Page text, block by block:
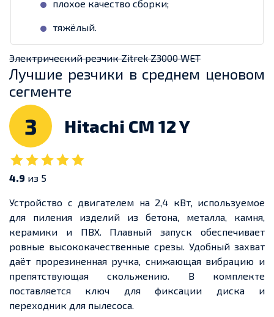
плохое качество сборки;
тяжёлый.
Электрический резчик Zitrek Z3000 WET
Лучшие резчики в среднем ценовом
сегменте
3 Hitachi CM 12 Y
4.9 из 5
Устройство с двигателем на 2,4 кВт, используемое
для пиления изделий из бетона, металла, камня,
керамики и ПВХ. Плавный запуск обеспечивает
ровные высококачественные срезы. Удобный захват
даёт прорезиненная ручка, снижающая вибрацию и
препятствующая скольжению. В комплекте
поставляется ключ для фиксации диска и
переходник для пылесоса.